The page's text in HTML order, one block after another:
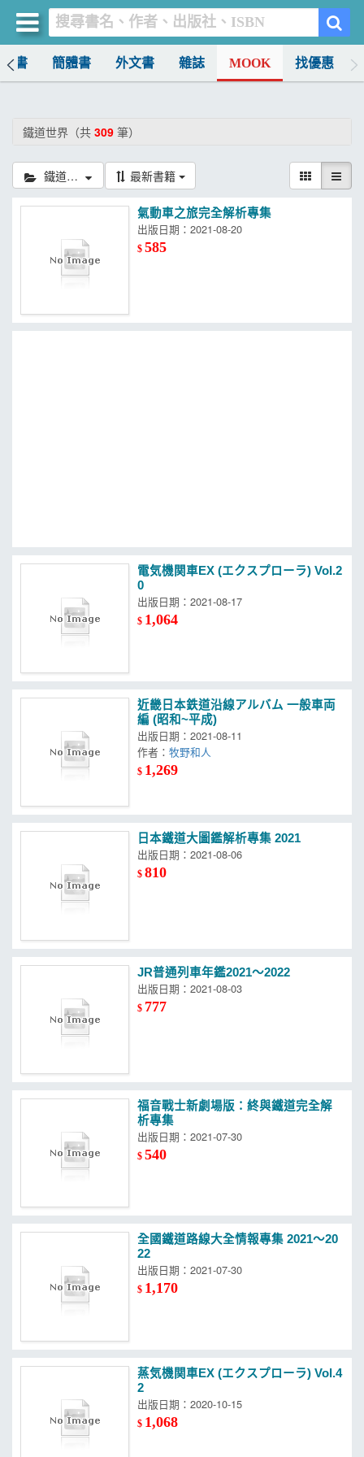
書 簡體書 外文書 雜誌 MOOK 找優惠
鐵道世界（共 309 筆）
鐵道世界 最新書籍
氣動車之旅完全解析專集
出版日期：2021-08-20
$585
電気機関車EX (エクスプローラ) Vol.2
0
出版日期：2021-08-17
$ 1,064
近畿日本鉄道沿線アルバム 一般車両
編 (昭和~平成)
出版日期：2021-08-11
作者：牧野和人
$ 1,269
日本鐵道大圖鑑解析專集 2021
出版日期：2021-08-06
$810
JR普通列車年鑑2021～2022
出版日期：2021-08-03
$ 777
福音戰士新劇場版：終與鐵道完全解
析專集
出版日期：2021-07-30
$540
全國鐵道路線大全情報專集 2021～20
22
出版日期：2021-07-30
$ 1,170
蒸気機関車EX (エクスプローラ) Vol.4
2
出版日期：2020-10-15
$ 1,068
買書網
書店暢銷榜
簡體書
外文書